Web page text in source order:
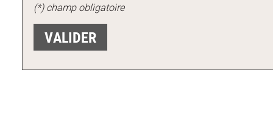
(*) champ obligatoire